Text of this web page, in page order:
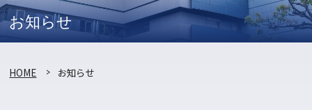
お知らせ
HOME お知らせ